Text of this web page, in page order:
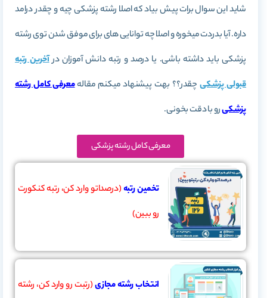
شاید این سوال برات پیش بیاد که اصلا رشته پزشکی چیه و چقدر درامد
داره. آیا بدردت میخوره و اصلا چه توانایی های برای موفق شدن توی رشته
پزشکی باید داشته باشی. یا درصد و رتبه دانش آموزان درآخرین رتبه
قبولی پزشکی چقدر؟؟ بهت پیشنهاد میکنم مقالهمعرفی کامل رشته
پزشکیرو با دقت بخونی.
معرفی کامل رشته پزشکی
تخمین رتبه(درصداتو وارد کن، رتبه کنکورت
رو ببین)
انتخاب رشته مجازی(رتبت رو وارد کن، رشته